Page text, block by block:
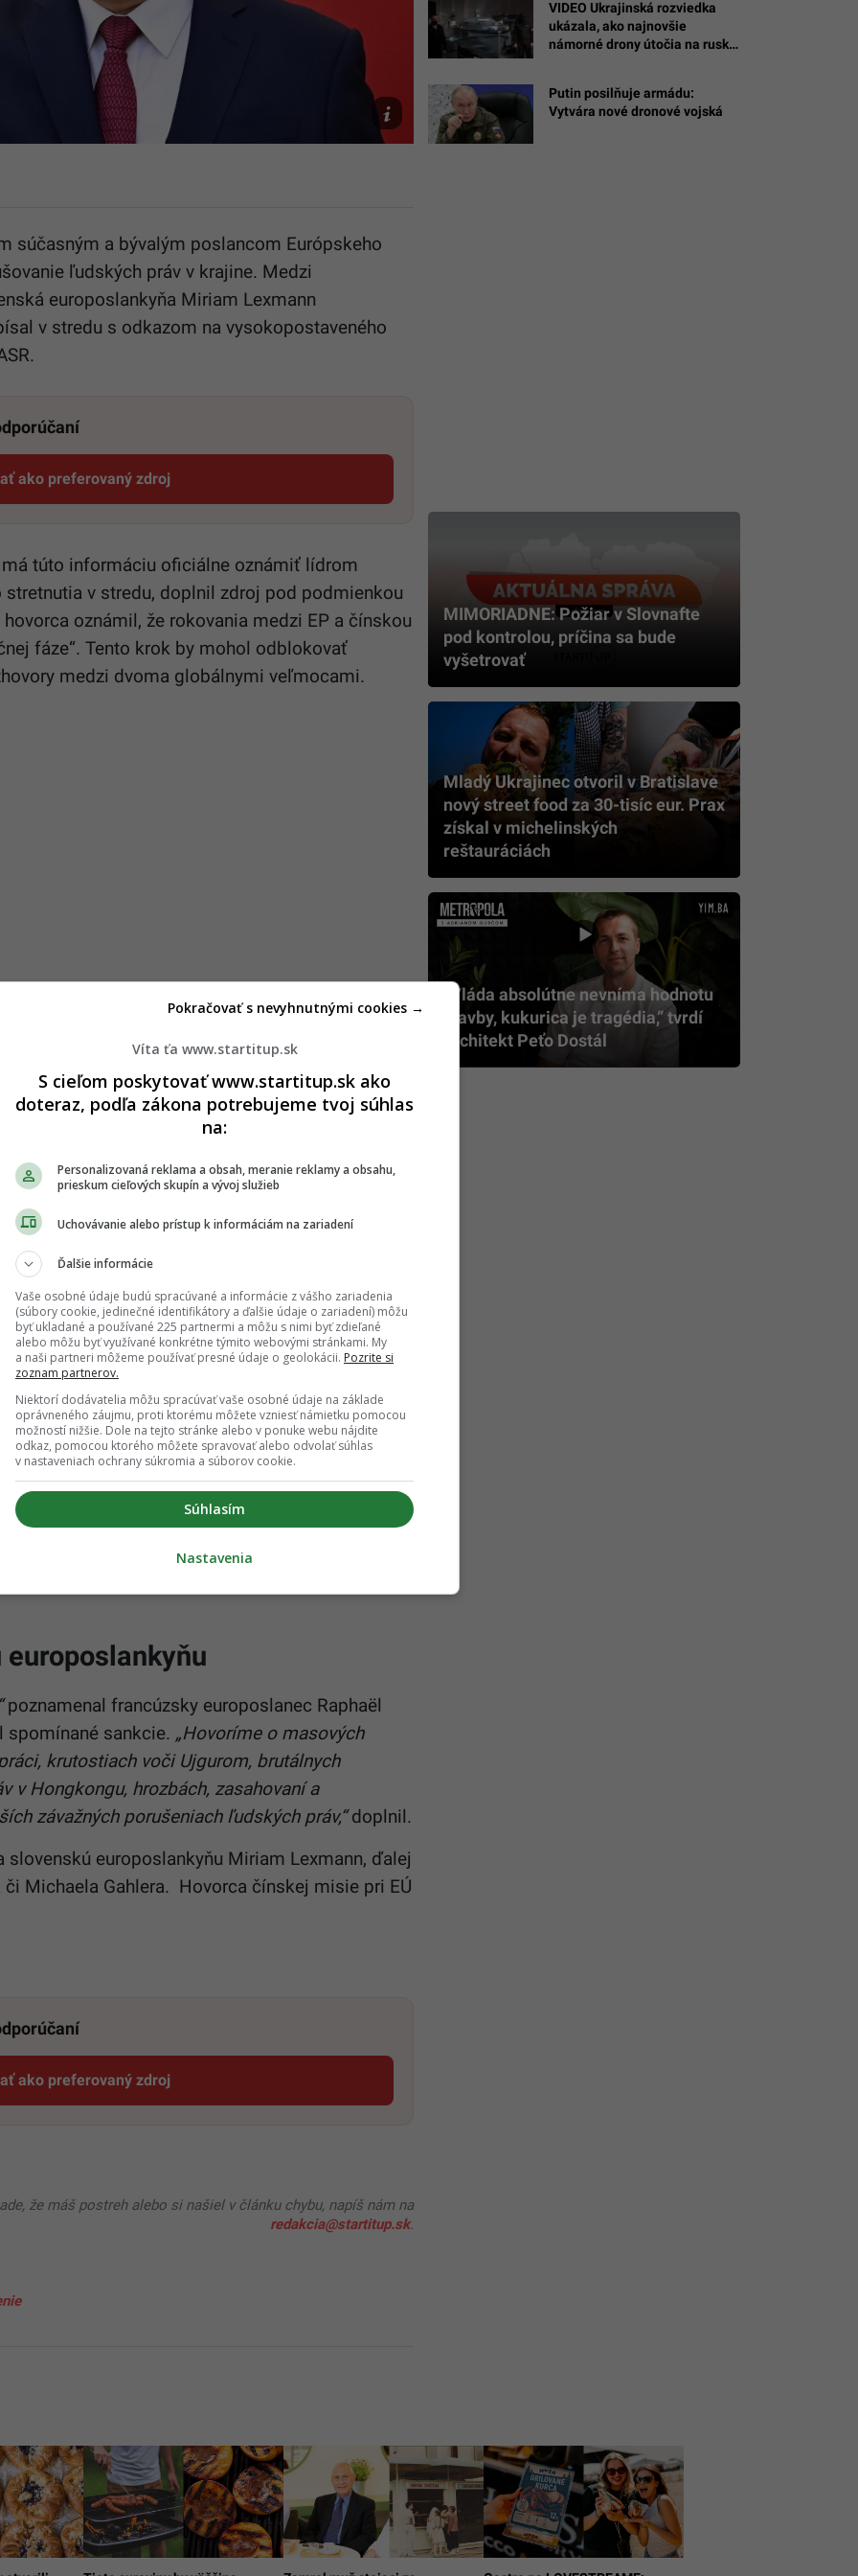
AP/Nhac
Nguyen
súčasným a bývalým poslancom Európskeho
ľudských práv v krajine. Medzi
europoslankyňa Miriam Lexmann
v stredu s odkazom na vysokopostaveného
ako preferovaný zdroj
Startitup, odkaz sa otvorí v novom okne
túto informáciu oficiálne oznámiť lídrom
v stredu, doplnil zdroj pod podmienkou
oznámil, že rokovania medzi EP a čínskou
fáze“. Tento krok by mohol odblokovať
medzi dvoma globálnymi veľmocami.
nezmiernili
sankcií Číny voči europoslancom ako snahu
vytvorenej colnou politikou amerického
Deutsche Welle (DW) je však
investičná dohoda, ktorú strany
ale podnietili Európsku úniu k
po celom svete.
svoju kritiku Číny a tvrdia, že agresívna
Si Ťin-pchinga a porušovanie ľudských práv
obchod (INTA) Bernd Lange nedávno
zelenú, bezproblémovým obchodným
mnoho prekážok.
k narušeniu trhu a vytvára nadmerné kapacity,
poznamenal francúzsky europoslanec Raphaël
spomínané sankcie. „Hovoríme o masových
krutostiach voči Ujgurom, brutálnych
v Hongkongu, hrozbách, zasahovaní a
závažných porušeniach ľudských práv,“doplnil.
europoslankyňu Miriam Lexmann, ďalej
Michaela Gahlera. Hovorca čínskej misie pri EÚ
ako preferovaný zdroj
Startitup, odkaz sa otvorí v novom okne
že máš postreh alebo si našiel v článku chybu, napíš nám na
redakcia@startitup.sk.
VIDEO Ukrajinská rozviedka
ukázala, ako najnovšie
námorné drony útočia na ruské
Putin posilňuje armádu:
Vytvára nové dronové vojská
MIMORIADNE: Požiar v Slovnafte
pod kontrolou, príčina sa bude
vyšetrovať
Mladý Ukrajinec otvoril v Bratislave
nový street food za 30-tisíc eur. Prax
získal v michelinských
reštauráciách
„Vláda absolútne nevníma hodnotu
stavby, kukurica je tragédia,” tvrdí
architekt Peťo Dostál
Víta ťa www.startitup.sk
S cieľom poskytovať www.startitup.sk ako
doteraz, podľa zákona potrebujeme tvoj súhlas
na:
Personalizovaná reklama a obsah, meranie reklamy a obsahu,
prieskum cieľových skupín a vývoj služieb
Uchovávanie alebo prístup k informáciám na zariadení
Ďalšie informácie
Vaše osobné údaje budú spracúvané a informácie z vášho zariadenia
(súbory cookie, jedinečné identifikátory a ďalšie údaje o zariadení) môžu
byť ukladané a používané 225 partnermi a môžu s nimi byť zdieľané
alebo môžu byť využívané konkrétne týmito webovými stránkami. My
a naši partneri môžeme používať presné údaje o geolokácii. Pozrite si
zoznam partnerov.
Niektorí dodávatelia môžu spracúvať vaše osobné údaje na základe
oprávneného záujmu, proti ktorému môžete vzniesť námietku pomocou
možností nižšie. Dole na tejto stránke alebo v ponuke webu nájdite
odkaz, pomocou ktorého môžete spravovať alebo odvolať súhlas
v nastaveniach ochrany súkromia a súborov cookie.
Súhlasím
Pokračovať s nevyhnutnými cookies →
Nastavenia